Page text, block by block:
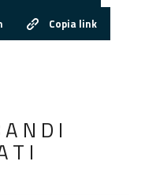
Copia link